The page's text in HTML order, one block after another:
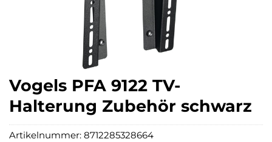
Vogels PFA 9122 TV-
Halterung Zubehör schwarz
Artikelnummer: 8712285328664